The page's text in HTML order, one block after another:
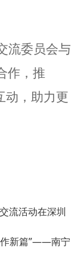
流委员会与
作，推
动，助力更
流活动在深圳
作新篇”——南宁